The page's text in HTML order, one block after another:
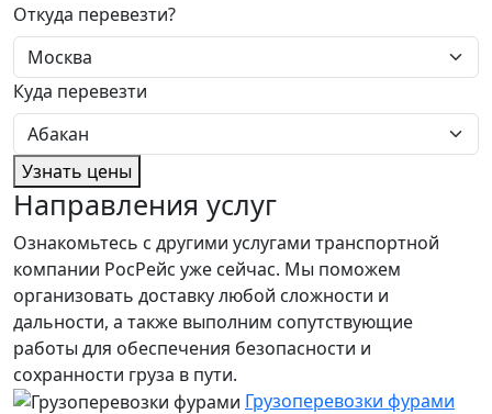
Откуда перевезти?
Куда перевезти
Узнать цены
Направления услуг
Ознакомьтесь с другими услугами транспортной
компании РосРейс уже сейчас. Мы поможем
организовать доставку любой сложности и
дальности, а также выполним сопутствующие
работы для обеспечения безопасности и
сохранности груза в пути.
Грузоперевозки фурами